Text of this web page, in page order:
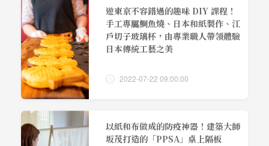
遊東京不容錯過的趣味 DIY 課程！
手工專屬鯛魚燒、日本和紙製作、江
戶切子玻璃杯，由專業職人帶領體驗
日本傳統工藝之美
2022-07-22 09:00:00
以紙和布做成的防疫神器！建築大師
坂茂打造的「PPSA」桌上隔板